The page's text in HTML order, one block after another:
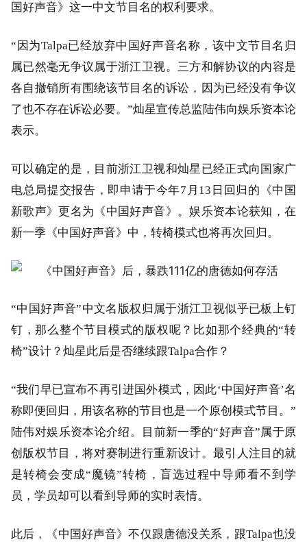
国好声音》这一中文节目名的权利要求。
“因为Talpa已经放弃中国好声音名称，该中文节目名归
属已然毫无争议属于浙江卫视。三方和解协议的内容是
各自撤销所有围绕该节目名的诉讼，因为已经没有争议
了也不存在诉讼必要。”灿星宣传总监陆伟向娱乐资本论
表示。
可以确定的是，目前浙江卫视和灿星已经正式向国家广
电总局提交报告，即申请于今年7月13日回归的《中国
新歌声》更名为《中国好声音》。娱乐资本论获知，在
新一季《中国好声音》中，转椅模式也将再次回归。
“中国好声音”中文名版权归属于浙江卫视似乎已板上钉
钉，那么整个节目模式的版权呢？比如那个经典的“转
椅”设计？灿星此后是否继续跟Talpa合作？
“我们早已宣布不再引进国外模式，因此‘中国好声音’名
称即便回归，用该名称的节目也是一个原创模式节目。”
陆伟对娱乐资本论介绍。目前新一季的“好声音”属于原
创版权节目，将对赛制进行重新设计。最引人注目的就
是转椅会变成“魔镜”转椅，盲选过程中导师看不到学
员，学员却可以看到导师的实时表情。
此后，《中国好声音》不仅跟唐德没关系，跟Talpa也没